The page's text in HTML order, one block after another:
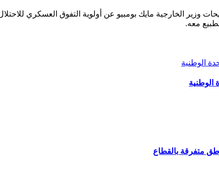
وزير الخارجية مايك بومبيو عن أولوية التفوق العسكري
معه.
الوطنية